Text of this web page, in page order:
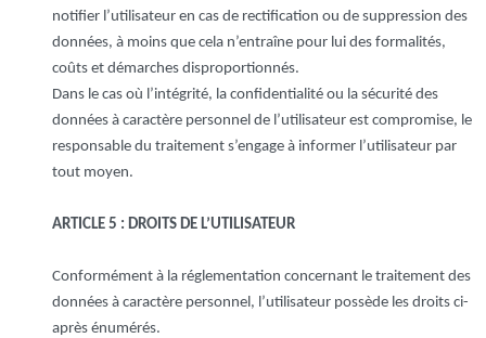
notifier l’utilisateur en cas de rectification ou de suppression des
données, à moins que cela n’entraîne pour lui des formalités,
coûts et démarches disproportionnés.
Dans le cas où l’intégrité, la confidentialité ou la sécurité des
données à caractère personnel de l’utilisateur est compromise, le
responsable du traitement s’engage à informer l’utilisateur par
tout moyen.
ARTICLE 5 : DROITS DE L’UTILISATEUR
Conformément à la réglementation concernant le traitement des
données à caractère personnel, l’utilisateur possède les droits ci-
après énumérés.